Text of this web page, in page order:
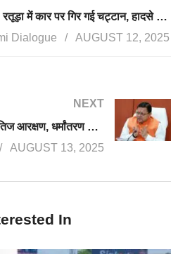
रुद्रप्रयाग: रतूड़ा में कार पर गिर गई चट्टान, हादसे में एक व्यक्ति की मौत, 3 घायल
Dialogue
AUGUST 12, 2025
NEXT
अग्निवीरों को मिलेगा 10% क्षैतिज आरक्षण, धर्मांतरण कानून में सजा बढ़ाकर 14 साल की गई, जानिए धामी कैबिनेट के बडे फैसले
AUGUST 13, 2025
In